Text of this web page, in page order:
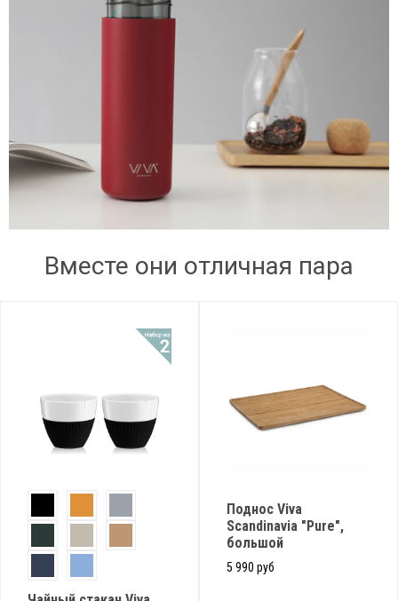
Вместе они отличная пара
Поднос Viva
Scandinavia "Pure",
большой
5 990 руб